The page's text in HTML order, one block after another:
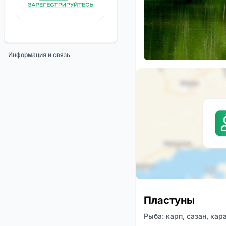
Информация и связь
Пластуны
Рыба: карп, сазан,